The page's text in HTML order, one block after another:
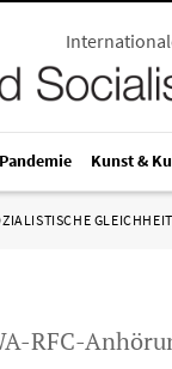
Pandemie Kunst &
RFC-